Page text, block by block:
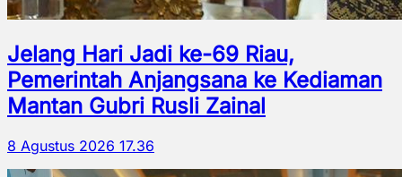
Jelang Hari Jadi ke-69 Riau,
Pemerintah Anjangsana ke Kediaman
Mantan Gubri Rusli Zainal
8 Agustus 2026 17.36